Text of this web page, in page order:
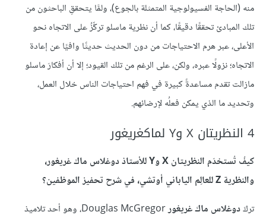
منه (الحاجة الفسيولوجية المتمثلة بالجوع)، ولمَّا يتحققِ الباحثون من
تلك المبادئ تحققًا دقيقًا، كما أن نظرية ماسلو تركِّزُ على الاتجاه نحو
الأعلى، عبر هرم الاحتياجات من دون الحديث حديثًا وافيًا عن إعادة
الاتجاه؛ نزولًا عبره، ولكن، على الرغم من تلك القيود؛ إلا أن أفكارَ ماسلو
مازالت تقدم مساعدةً كبيرة في فهم احتياجات الناس خلال العمل،
وتحديد ما الذي يمكن فعلُه لإرضائهم.
4 النظريتان X وY لماكغريغور
كيفُ تُستخدَم النظريتان X وY للأستاذ دوغلاس ماك غريغور،
والنظرية Z للعالِم الياباني أوتشي، في شرح تحفيز الموظفين؟
تركَدوغلاس ماك غريغور
Douglas McGregor، وهو أحد تلاميذ